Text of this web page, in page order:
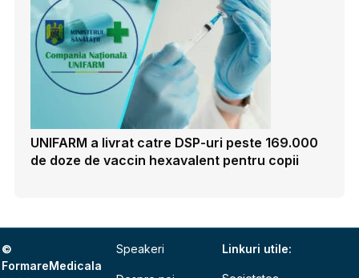
UNIFARM a livrat catre DSP-uri peste 169.000
de doze de vaccin hexavalent pentru copii
©
FormareMedicala
Speakeri Linkuri utile: